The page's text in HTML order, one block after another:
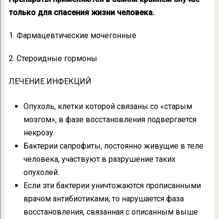
только для спасения жизни человека.
1. Фармацевтические мочегонные
2. Стероидные гормоны
ЛЕЧЕНИЕ ИНФЕКЦИЙ
Опухоль, клетки которой связаны со «старым
мозгом», в фазе восстановления подвергается
некрозу.
Бактерии сапрофиты, постоянно живущие в теле
человека, участвуют в разрушение таких
опухолей.
Если эти бактерии уничтожаются прописанными
врачом антибиотиками, то нарушается фаза
восстановления, связанная с описанным выше